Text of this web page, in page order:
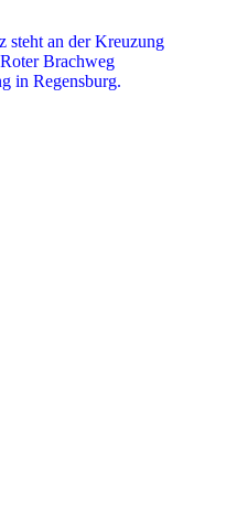
steht an der Kreuzung
Brachweg
in Regensburg.